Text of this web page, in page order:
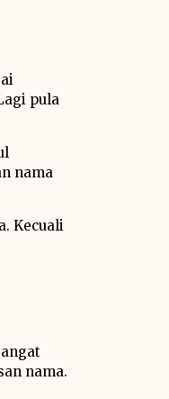
pula
nama
Kecuali
nama.